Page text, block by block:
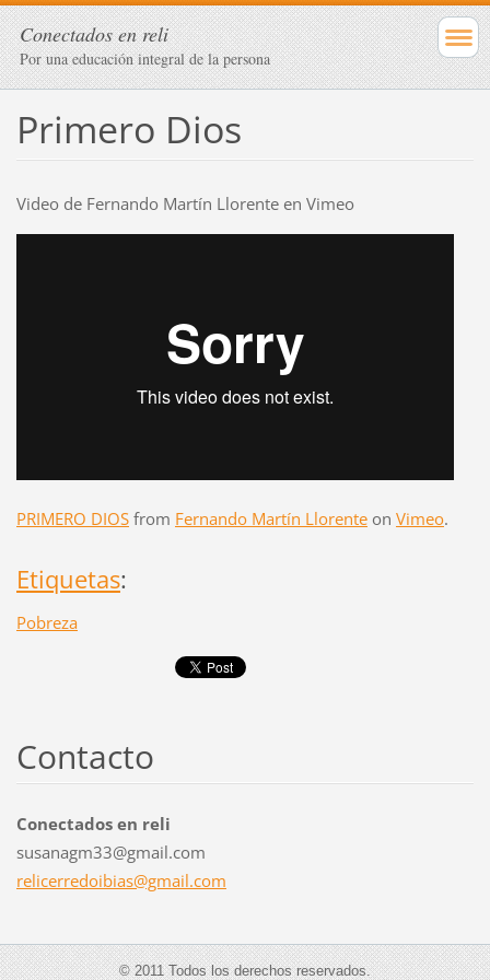
Conectados en reli
Por una educación integral de la persona
Primero Dios
Video de Fernando Martín Llorente en Vimeo
PRIMERO DIOSfrom Fernando Martín Llorenteon Vimeo.
Etiquetas:
Pobreza
Contacto
Conectados en reli
susanagm33@gmail.com
relicerredoibias@gmail.com
© 2011 Todos los derechos reservados.